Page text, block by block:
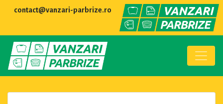
contact@vanzari-parbrize.ro